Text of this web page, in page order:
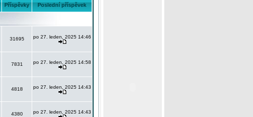
Příspěvky Poslední příspěvek
31695 po 27. leden, 2025 14:46
7831 po 27. leden, 2025 14:58
4818 po 27. leden, 2025 14:43
4380 po 27. leden, 2025 14:43